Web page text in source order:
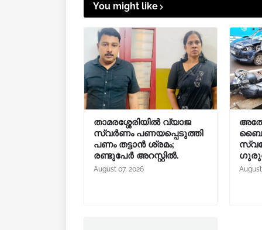
You might like
താമരശ്ശേരിയിൽ വ്യാജ
സ്വർണം പണയപ്പെടുത്തി
പണം തട്ടാൻ ശ്രമം;
രണ്ടുപേർ അറസ്റ്റിൽ.
August 07, 2026